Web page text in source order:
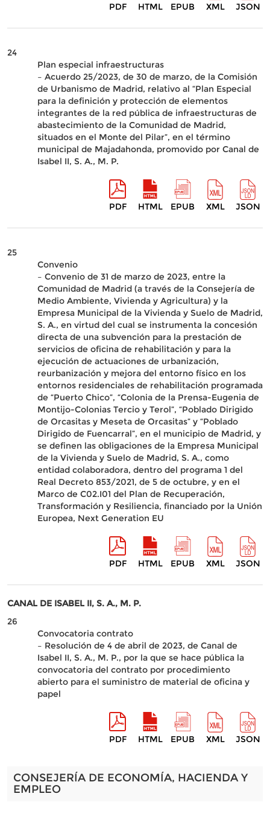
PDF HTML EPUB XML JSON
24
Plan especial infraestructuras
– Acuerdo 25/2023, de 30 de marzo, de la Comisión
de Urbanismo de Madrid, relativo al “Plan Especial
para la definición y protección de elementos
integrantes de la red pública de infraestructuras de
abastecimiento de la Comunidad de Madrid,
situados en el Monte del Pilar”, en el término
municipal de Majadahonda, promovido por Canal de
Isabel II, S. A., M. P.
PDF HTML EPUB XML JSON
25
Convenio
– Convenio de 31 de marzo de 2023, entre la
Comunidad de Madrid (a través de la Consejería de
Medio Ambiente, Vivienda y Agricultura) y la
Empresa Municipal de la Vivienda y Suelo de Madrid,
S. A., en virtud del cual se instrumenta la concesión
directa de una subvención para la prestación de
servicios de oficina de rehabilitación y para la
ejecución de actuaciones de urbanización,
reurbanización y mejora del entorno físico en los
entornos residenciales de rehabilitación programada
de “Puerto Chico”, “Colonia de la Prensa-Eugenia de
Montijo-Colonias Tercio y Terol”, “Poblado Dirigido
de Orcasitas y Meseta de Orcasitas” y “Poblado
Dirigido de Fuencarral”, en el municipio de Madrid, y
se definen las obligaciones de la Empresa Municipal
de la Vivienda y Suelo de Madrid, S. A., como
entidad colaboradora, dentro del programa 1 del
Real Decreto 853/2021, de 5 de octubre, y en el
Marco de C02.I01 del Plan de Recuperación,
Transformación y Resiliencia, financiado por la Unión
Europea, Next Generation EU
PDF HTML EPUB XML JSON
CANAL DE ISABEL II, S. A., M. P.
26
Convocatoria contrato
– Resolución de 4 de abril de 2023, de Canal de
Isabel II, S. A., M. P., por la que se hace pública la
convocatoria del contrato por procedimiento
abierto para el suministro de material de oficina y
papel
PDF HTML EPUB XML JSON
CONSEJERÍA DE ECONOMÍA, HACIENDA Y
EMPLEO